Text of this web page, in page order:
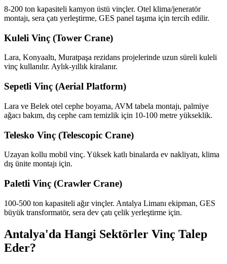
8-200 ton kapasiteli kamyon üstü vinçler. Otel klima/jeneratör
montajı, sera çatı yerleştirme, GES panel taşıma için tercih edilir.
Kuleli Vinç (Tower Crane)
Lara, Konyaaltı, Muratpaşa rezidans projelerinde uzun süreli kuleli
vinç kullanılır. Aylık-yıllık kiralanır.
Sepetli Vinç (Aerial Platform)
Lara ve Belek otel cephe boyama, AVM tabela montajı, palmiye
ağacı bakım, dış cephe cam temizlik için 10-100 metre yükseklik.
Telesko Vinç (Telescopic Crane)
Uzayan kollu mobil vinç. Yüksek katlı binalarda ev nakliyatı, klima
dış ünite montajı için.
Paletli Vinç (Crawler Crane)
100-500 ton kapasiteli ağır vinçler. Antalya Limanı ekipman, GES
büyük transformatör, sera dev çatı çelik yerleştirme için.
Antalya'da Hangi Sektörler Vinç Talep
Eder?